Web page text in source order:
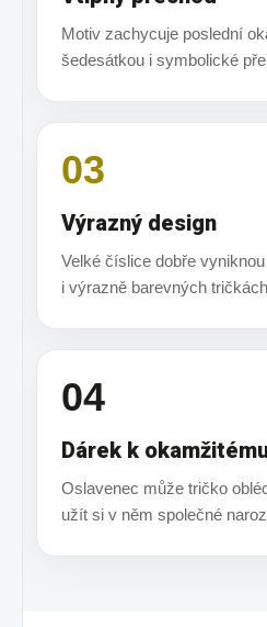
Motiv zachycuje poslední
šedesátkou i symbolické
03
Výrazný design
Velké číslice dobře
i výrazně barevných
04
Dárek k
Oslavenec může tričko
užít si v něm společné